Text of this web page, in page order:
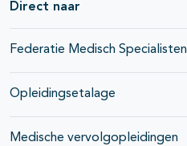
Direct naar
Federatie Medisch Specialisten
Opleidingsetalage
Medische vervolgopleidingen